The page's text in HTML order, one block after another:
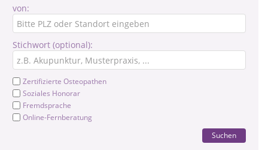
von:
Stichwort (optional):
Zertifizierte Osteopathen
Soziales Honorar
Fremdsprache
Online-Fernberatung
Suchen